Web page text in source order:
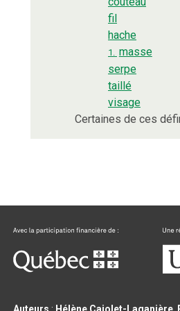
fil
hache
1. masse
serpe
taillé
visage
Certaines de ces